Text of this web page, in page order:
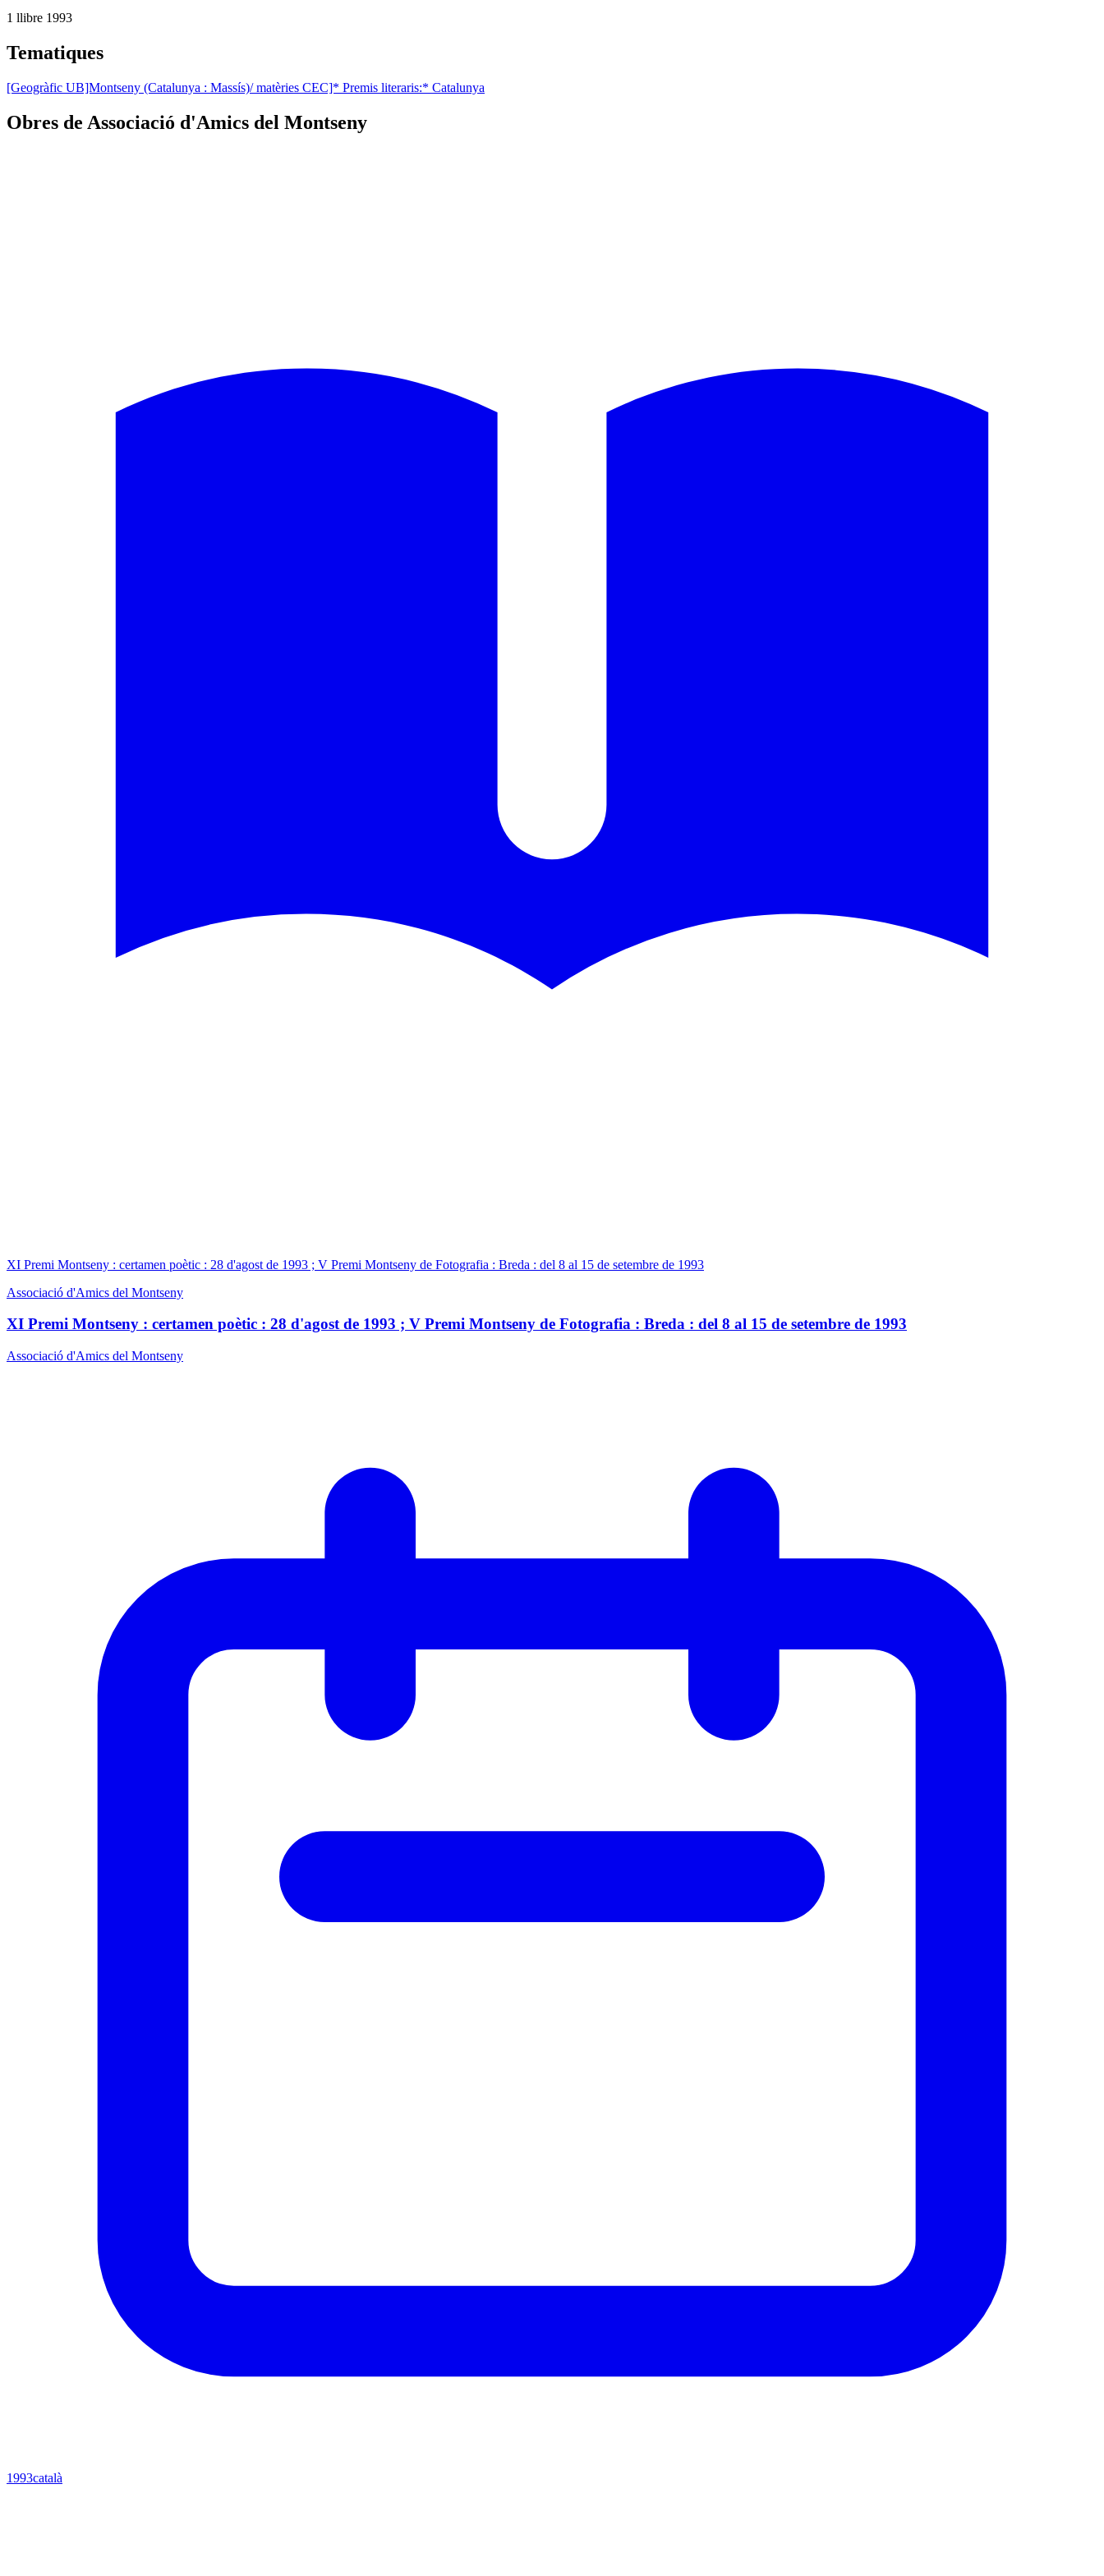
1 llibre 1993
Tematiques
[Geogràfic UB]Montseny (Catalunya : Massís)/ matèries CEC]* Premis literaris:* Catalunya
Obres de Associació d'Amics del Montseny
XI Premi Montseny : certamen poètic : 28 d'agost de 1993 ; V Premi Montseny de Fotografia : Breda : del 8 al 15 de setembre de 1993
Associació d'Amics del Montseny
XI Premi Montseny : certamen poètic : 28 d'agost de 1993 ; V Premi Montseny de Fotografia : Breda : del 8 al 15 de setembre de 1993
Associació d'Amics del Montseny
1993català